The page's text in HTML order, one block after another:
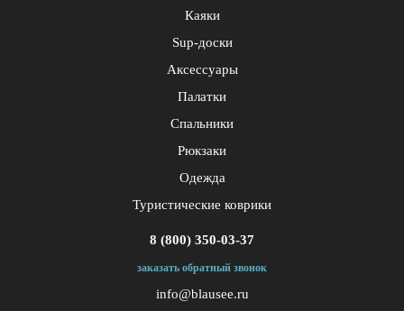
Каяки
Sup-доски
Аксессуары
Палатки
Спальники
Рюкзаки
Одежда
Туристические коврики
8 (800) 350-03-37
заказать обратный звонок
info@blausee.ru